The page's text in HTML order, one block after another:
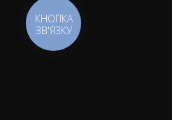
КНОПКА
ЗВ'ЯЗКУ